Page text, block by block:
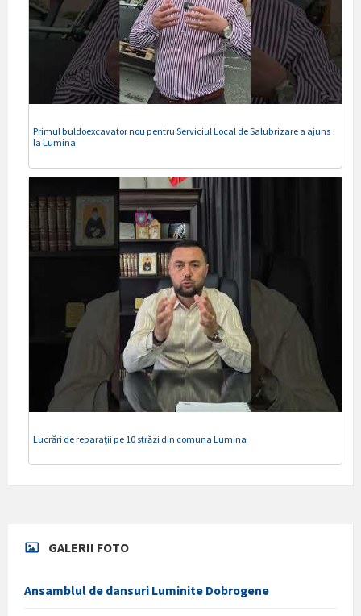
Primul buldoexcavator nou pentru Serviciul Local de Salubrizare a ajuns
la Lumina
Lucrări de reparații pe 10 străzi din comuna Lumina
GALERII FOTO
Ansamblul de dansuri Luminite Dobrogene